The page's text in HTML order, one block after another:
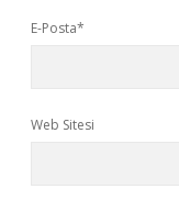
E-Posta*
Web Sitesi